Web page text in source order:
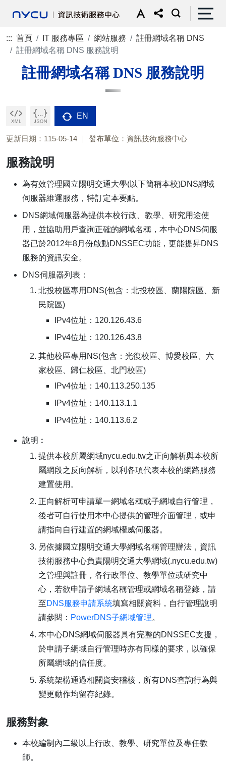
::: 首頁 IT 服務專區 網站服務
註冊網域名稱 DNS
註冊網域名稱 DNS 服務說明
註冊網域名稱 DNS 服務說明
EN
更新日期：115-05-14 發布單位：資訊技術服務中心
服務說明
為有效管理國立陽明交通大學(以下簡稱本校)DNS網域
伺服器維運服務，特訂定本要點。
DNS網域伺服器為提供本校行政、教學、研究用途使
用，並協助用戶查詢正確的網域名稱，本中心DNS伺服
器已於2012年8月份啟動DNSSEC功能，更能提昇DNS
服務的資訊安全。
DNS伺服器列表：
北投校區專用DNS(包含：北投校區、蘭陽院區、新
民院區)
IPv4位址：120.126.43.6
IPv4位址：120.126.43.8
其他校區專用NS(包含：光復校區、博愛校區、六
家校區、歸仁校區、北門校區)
IPv4位址：140.113.250.135
IPv4位址：140.113.1.1
IPv4位址：140.113.6.2
說明︰
提供本校所屬網域nycu.edu.tw之正向解析與本校所
屬網段之反向解析，以利各項代表本校的網路服務
建置使用。
正向解析可申請單一網域名稱或子網域自行管理，
後者可自行使用本中心提供的管理介面管理，或申
請指向自行建置的網域權威伺服器。
另依據國立陽明交通大學網域名稱管理辦法，資訊
技術服務中心負責陽明交通大學網域(.nycu.edu.tw)
之管理與註冊，各行政單位、教學單位或研究中
心，若欲申請子網域名稱管理或網域名稱登錄，請
至DNS服務申請系統填寫相關資料，自行管理說明
請參閱： PowerDNS子網域管理。
本中心DNS網域伺服器具有完整的DNSSEC支援，
於申請子網域自行管理時亦有同樣的要求，以確保
所屬網域的信任度。
系統架構通過相關資安稽核，所有DNS查詢行為與
變更動作均留存紀錄。
服務對象
本校編制內二級以上行政、教學、研究單位及專任教
師。